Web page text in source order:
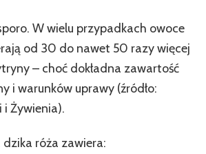
W wielu przypadkach owoce
od 30 do nawet 50 razy więcej
– choć dokładna zawartość
i warunków uprawy (źródło:
Żywienia).
róża zawiera: